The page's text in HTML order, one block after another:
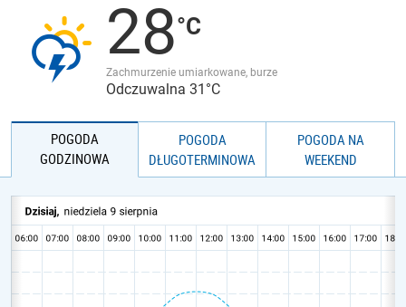
JAKOŚĆ POWIETRZA28
Zachmurzenie umiarkowane, burze
Odczuwalna 31°C
POGODA
GODZINOWA
POGODA
DŁUGOTERMINOWA
POGODA NA
WEEKEND